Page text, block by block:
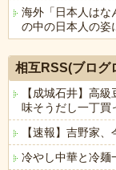
海外「日本人はな
の中の日本人の姿
相互RSS(ブログ
【成城石井】高
味そうだし一丁買
【速報】吉野家
冷やし中華と冷麺